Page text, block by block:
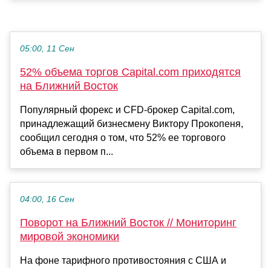
05:00, 11 Сен
52% объема торгов Capital.com приходятся
на Ближний Восток
Популярный форекс и CFD-брокер Capital.com,
принадлежащий бизнесмену Виктору Прокопеня,
сообщил сегодня о том, что 52% ее торгового
объема в первом п...
04:00, 16 Сен
Поворот на Ближний Восток // Мониторинг
мировой экономики
На фоне тарифного противостояния с США и